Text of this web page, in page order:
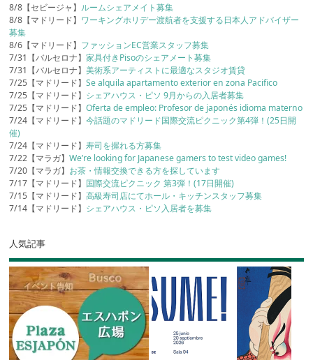
8/8【セビージャ】 ルームシェアメイト募集
8/8【マドリード】 ワーキングホリデー渡航者を支援する日本人アドバイザー
募集
8/6【マドリード】 ファッションEC営業スタッフ募集
7/31【バルセロナ】家具付きPisoのシェアメート募集
7/31【バルセロナ】美術系アーティストに最適なスタジオ賃貸
7/25【マドリード】Se alquila apartamento exterior en zona Pacifico
7/25【マドリード】 シェアハウス・ピソ 9月からの入居者募集
7/25【マドリード】Oferta de empleo: Profesor de japonés idioma materno
7/24【マドリード】今話題のマドリード国際交流ピクニック第4弾！(25日開
催)
7/24【マドリード】寿司を握れる方募集
7/22【マラガ】We’re looking for Japanese gamers to test video games!
7/20【マラガ】 お茶・情報交換できる方を探しています
7/17【マドリード】 国際交流ピクニック 第3弾！(17日開催)
7/15【マドリード】高級寿司店にてホール・キッチンスタッフ募集
7/14【マドリード】 シェアハウス・ピソ入居者を募集
人気記事